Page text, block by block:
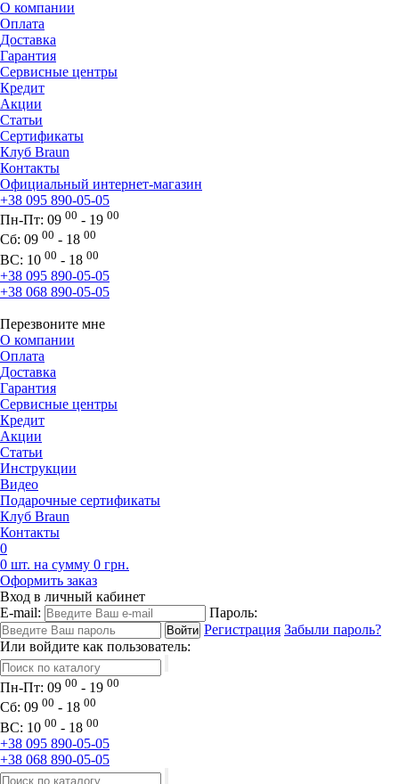
О компании
Оплата
Доставка
Гарантия
Сервисные центры
Кредит
Акции
Статьи
Сертификаты
Клуб Braun
Контакты
Официальный интернет-магазин
+38 095 890-05-05
Пн-Пт: 09 00 - 19 00
Сб: 09 00 - 18 00
ВС: 10 00 - 18 00
+38 095 890-05-05
+38 068 890-05-05
Перезвоните мне
О компании
Оплата
Доставка
Гарантия
Сервисные центры
Кредит
Акции
Статьи
Инструкции
Видео
Подарочные сертификаты
Клуб Braun
Контакты
0
0 шт. на сумму 0 грн.
Оформить заказ
Вход в личный кабинет
E-mail:
Пароль:
Регистрация Забыли пароль?
Или войдите как пользователь:
Пн-Пт: 09 00 - 19 00
Сб: 09 00 - 18 00
ВС: 10 00 - 18 00
+38 095 890-05-05
+38 068 890-05-05